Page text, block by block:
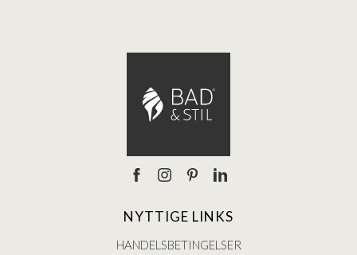
NYTTIGE LINKS
HANDELSBETINGELSER